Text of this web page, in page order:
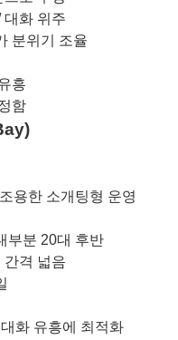
대화 위주
분위기 조율
흥
함
용한 소개팅형 운영
부분 20대 후반
간격 넓음
화 유흥에 최적화